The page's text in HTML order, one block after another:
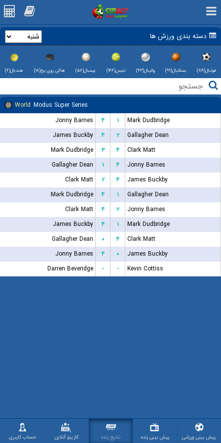
دسته بندی ورزش ها
فوتبال(۸۱۹) بسکتبال(۹۹) والیبال(۴۳) تنیس(۱۴۶) بیسبال(۵۶) هاکی روی یخ(۱۸) هندبال(۶)
World Modus Super Series
Jonny Barnes
۴ ۱
Mark Dudbridge
James Buckby
۴ ۲
Gallagher Dean
Mark Dudbridge
۳ ۴
Clark Matt
Gallagher Dean
۱ ۴
Jonny Barnes
Clark Matt
۲ ۴
James Buckby
Mark Dudbridge
۴ ۱
Gallagher Dean
Clark Matt
۴ ۲
Jonny Barnes
James Buckby
۴ ۱
Mark Dudbridge
Gallagher Dean
۰ ۴
Clark Matt
Jonny Barnes
۴ ۰
James Buckby
Darren Beveridge
- - Kevin Cottiss
پیش بینی ورزشی پیش بینی زنده نتایج زنده کازینو آنلاین حساب کاربری